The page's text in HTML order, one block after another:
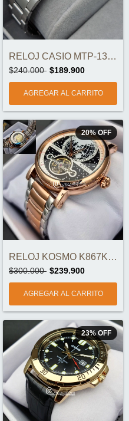
RELOJ CASIO MTP-1302D-7BVDF ORIGINAL
$240.000 $189.900
20%OFF
RELOJ KOSMO K867K AUTOMÁTICO ORIGINAL
$300.000 $239.900
23% OFF